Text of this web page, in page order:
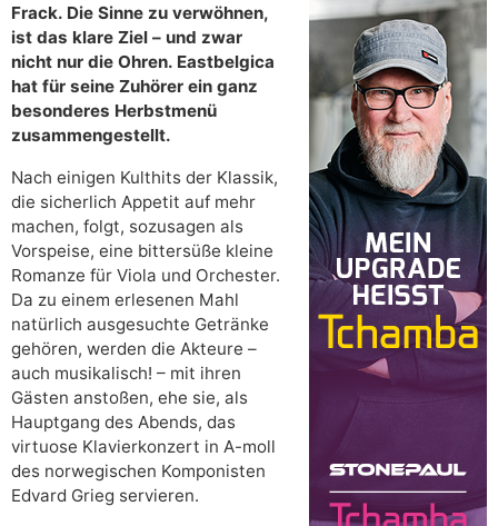
Frack. Die Sinne zu verwöhnen,
ist das klare Ziel – und zwar
nicht nur die Ohren. Eastbelgica
hat für seine Zuhörer ein ganz
besonderes Herbstmenü
zusammengestellt.
Nach einigen Kulthits der Klassik,
die sicherlich Appetit auf mehr
machen, folgt, sozusagen als
Vorspeise, eine bittersüße kleine
Romanze für Viola und Orchester.
Da zu einem erlesenen Mahl
natürlich ausgesuchte Getränke
gehören, werden die Akteure –
auch musikalisch! – mit ihren
Gästen anstoßen, ehe sie, als
Hauptgang des Abends, das
virtuose Klavierkonzert in A-moll
des norwegischen Komponisten
Edvard Grieg servieren.